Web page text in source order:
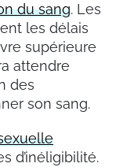
du sang. Les
les délais
supérieure
attendre
des
son sang.
d’inéligibilité.